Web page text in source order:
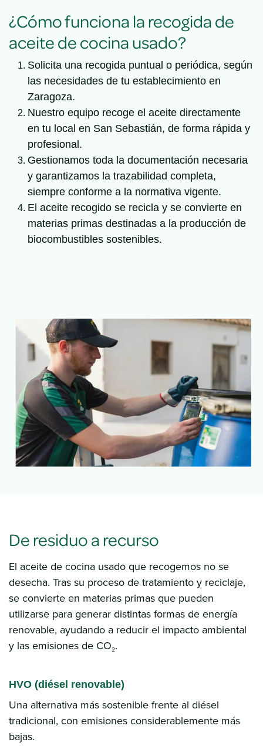
¿Cómo funciona la recogida de
aceite de cocina usado?
Solicita una recogida puntual o periódica, según
las necesidades de tu establecimiento en
Zaragoza.
Nuestro equipo recoge el aceite directamente
en tu local en San Sebastián, de forma rápida y
profesional.
Gestionamos toda la documentación necesaria
y garantizamos la trazabilidad completa,
siempre conforme a la normativa vigente.
El aceite recogido se recicla y se convierte en
materias primas destinadas a la producción de
biocombustibles sostenibles.
De residuo a recurso
El aceite de cocina usado que recogemos no se
desecha. Tras su proceso de tratamiento y reciclaje,
se convierte en materias primas que pueden
utilizarse para generar distintas formas de energía
renovable, ayudando a reducir el impacto ambiental
y las emisiones de CO₂.
HVO (diésel renovable)
Una alternativa más sostenible frente al diésel
tradicional, con emisiones considerablemente más
bajas.